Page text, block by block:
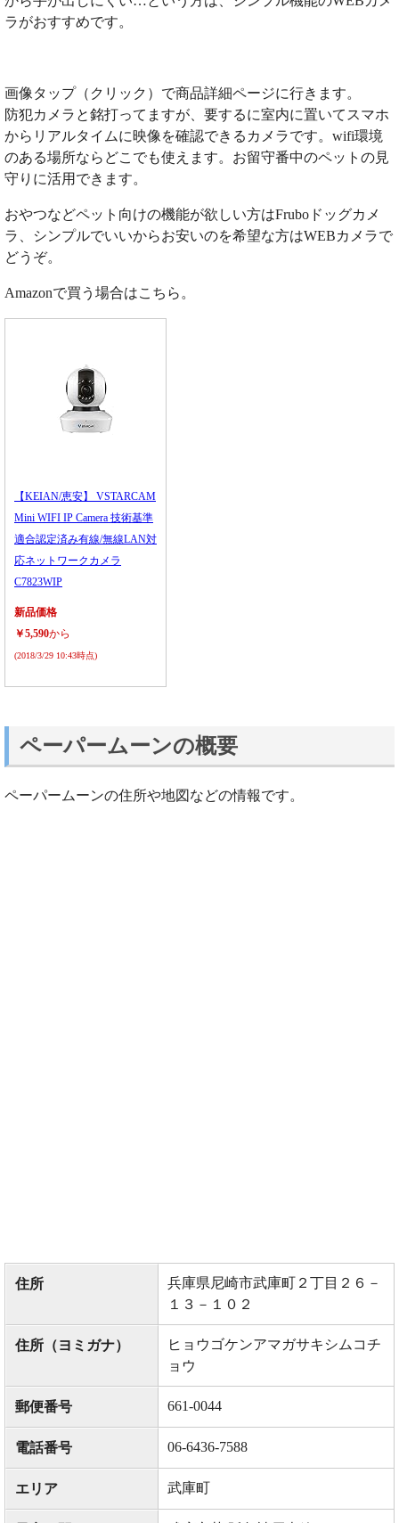
ラがおすすめです。
画像タップ（クリック）で商品詳細ページに行きます。
防犯カメラと銘打ってますが、要するに室内に置いてスマホ
からリアルタイムに映像を確認できるカメラです。wifi環境
のある場所ならどこでも使えます。お留守番中のペットの見
守りに活用できます。
おやつなどペット向けの機能が欲しい方はFruboドッグカメ
ラ、シンプルでいいからお安いのを希望な方はWEBカメラで
どうぞ。
Amazonで買う場合はこちら。
【KEIAN/恵安】 VSTARCAM
Mini WIFI IP Camera 技術基準
適合認定済み有線/無線LAN対
応ネットワークカメラ
C7823WIP
新品価格
￥5,590から
(2018/3/29 10:43時点)
ペーパームーンの概要
ペーパームーンの住所や地図などの情報です。
住所
兵庫県尼崎市武庫町２丁目２６－
１３－１０２
住所（ヨミガナ）
ヒョウゴケンアマガサキシムコチ
ョウ
郵便番号 661-0044
電話番号 06-6436-7588
エリア 武庫町